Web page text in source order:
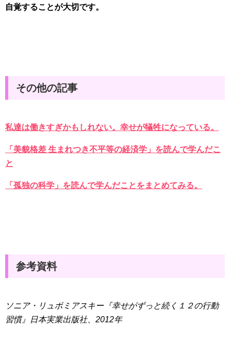
自覚することが大切です。
その他の記事
私達は働きすぎかもしれない。幸せが犠牲になっている。
「美貌格差 生まれつき不平等の経済学」を読んで学んだこ
と
「孤独の科学」を読んで学んだことをまとめてみる。
参考資料
ソニア・リュボミアスキー『幸せがずっと続く１２の行動
習慣』日本実業出版社、2012年